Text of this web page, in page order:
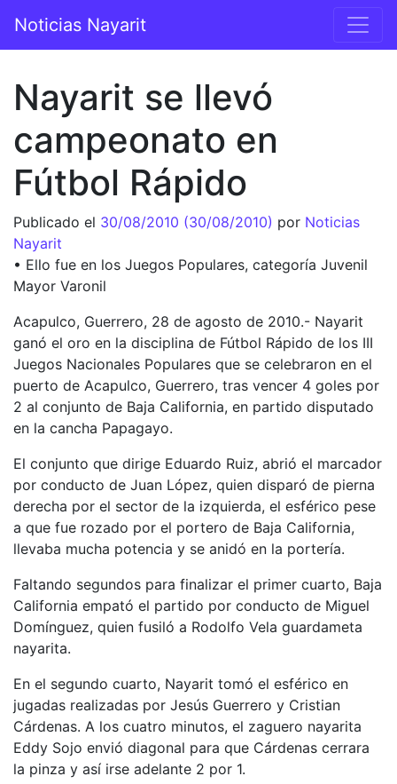
Navegación principal
Noticias Nayarit
Nayarit se llevó
campeonato en
Fútbol Rápido
Publicado el 30/08/2010 (30/08/2010) por Noticias
Nayarit
• Ello fue en los Juegos Populares, categoría Juvenil
Mayor Varonil
Acapulco, Guerrero, 28 de agosto de 2010.- Nayarit
ganó el oro en la disciplina de Fútbol Rápido de los III
Juegos Nacionales Populares que se celebraron en el
puerto de Acapulco, Guerrero, tras vencer 4 goles por
2 al conjunto de Baja California, en partido disputado
en la cancha Papagayo.
El conjunto que dirige Eduardo Ruiz, abrió el marcador
por conducto de Juan López, quien disparó de pierna
derecha por el sector de la izquierda, el esférico pese
a que fue rozado por el portero de Baja California,
llevaba mucha potencia y se anidó en la portería.
Faltando segundos para finalizar el primer cuarto, Baja
California empató el partido por conducto de Miguel
Domínguez, quien fusiló a Rodolfo Vela guardameta
nayarita.
En el segundo cuarto, Nayarit tomó el esférico en
jugadas realizadas por Jesús Guerrero y Cristian
Cárdenas. A los cuatro minutos, el zaguero nayarita
Eddy Sojo envió diagonal para que Cárdenas cerrara
la pinza y así irse adelante 2 por 1.